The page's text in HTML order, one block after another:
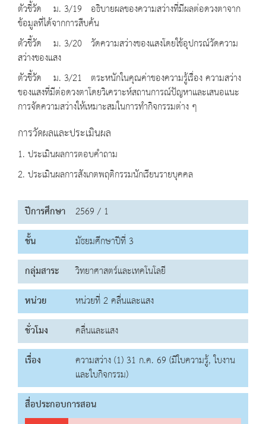
ตัวชี้วัด ม. 3/19 อธิบายผลของความสว่างที่มีผลต่อดวงตาจาก
ข้อมูลที่ได้จากการสืบค้น
ตัวชี้วัด ม. 3/20 วัดความสว่างของแสงโดยใช้อุปกรณ์วัดความ
สว่างของแสง
ตัวชี้วัด ม. 3/21 ตระหนักในคุณค่าของความรู้เรื่อง ความสว่าง
ของแสงที่มีต่อดวงตาโดยวิเคราะห์สถานการณ์ปัญหาและเสนอแนะ
การจัดความสว่างให้เหมาะสมในการทำกิจกรรมต่าง ๆ
การวัดผลและประเมินผล
1. ประเมินผลการตอบคำถาม
2. ประเมินผลการสังเกตพฤติกรรมนักเรียนรายบุคคล
ปีการศึกษา 2569 / 1
ชั้น
มัธยมศึกษาปีที่ 3
กลุ่มสาระ
วิทยาศาสตร์และเทคโนโลยี
หน่วย
หน่วยที่ 2 คลื่นและแสง
ชั่วโมง
คลื่นและแสง
เรื่อง
ความสว่าง (1) 31 ก.ค. 69 (มีใบความรู้, ใบงาน
และใบกิจกรรม)
สื่อประกอบการสอน